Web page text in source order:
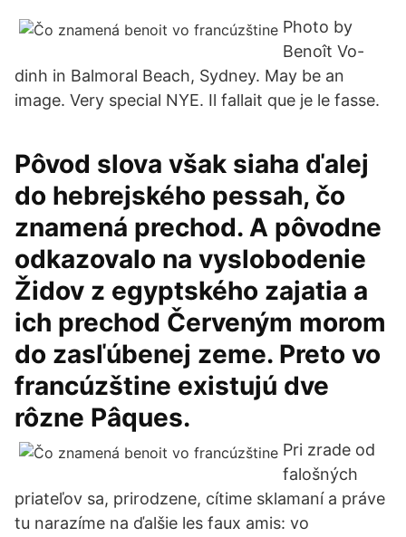
Photo by
Benoît Vo-
dinh in Balmoral Beach, Sydney. May be an
image. Very special NYE. Il fallait que je le fasse.
Pôvod slova však siaha ďalej
do hebrejského pessah, čo
znamená prechod. A pôvodne
odkazovalo na vyslobodenie
Židov z egyptského zajatia a
ich prechod Červeným morom
do zasľúbenej zeme. Preto vo
francúzštine existujú dve
rôzne Pâques.
Pri zrade od
falošných
priateľov sa, prirodzene, cítime sklamaní a práve
tu narazíme na ďalšie les faux amis: vo